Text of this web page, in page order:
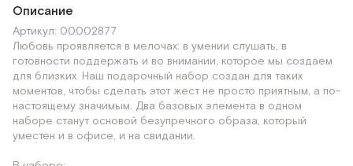
Описание
Артикул: 00002877
Любовь проявляется в мелочах: в умении слушать, в
готовности поддержать и во внимании, которое мы создаем
для близких. Наш подарочный набор создан для таких
моментов, чтобы сделать этот жест не просто приятным, а по-
настоящему значимым. Два базовых элемента в одном
наборе станут основой безупречного образа, который
уместен и в офисе, и на свидании.